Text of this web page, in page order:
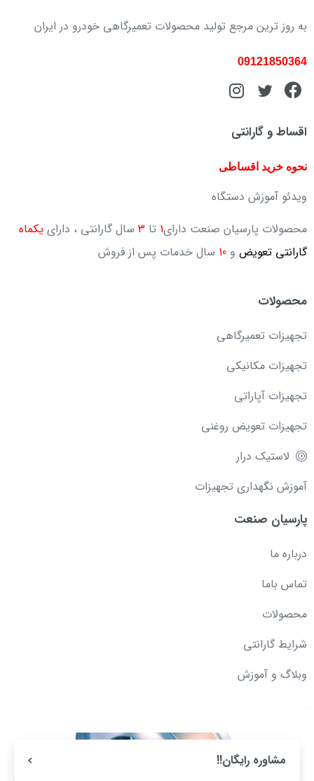
به روز ترین مرجع تولید محصولات تعمیرگاهی خودرو در ایران
09121850364
اقساط و گارانتی
نحوه خرید اقساطی
ویدئو آموزش دستگاه
محصولات پارسیان صنعت دارای1 تا 3 سال گارانتی ، دارای یکماه
گارانتی تعویض و 10 سال خدمات پس از فروش
محصولات
تجهیزات تعمیرگاهی
تجهیزات مکانیکی
تجهیزات آپاراتی
تجهیزات تعویض روغنی
لاستیک درار
آموزش نگهداری تجهیزات
پارسیان صنعت
درباره ما
تماس باما
محصولات
شرایط گارانتی
وبلاگ و آموزش
مشاوره رایگان!!